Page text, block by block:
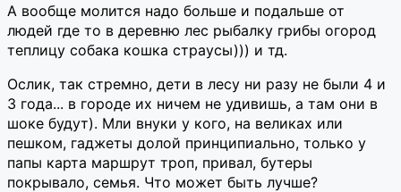
А вообще молится надо больше и подальше от
людей где то в деревню лес рыбалку грибы огород
теплицу собака кошка страусы))) и тд.
Ослик, так стремно, дети в лесу ни разу не были 4 и
3 года... в городе их ничем не удивишь, а там они в
шоке будут). Мли внуки у кого, на великах или
пешком, гаджеты долой принципиально, только у
папы карта маршрут троп, привал, бутеры
покрывало, семья. Что может быть лучше?